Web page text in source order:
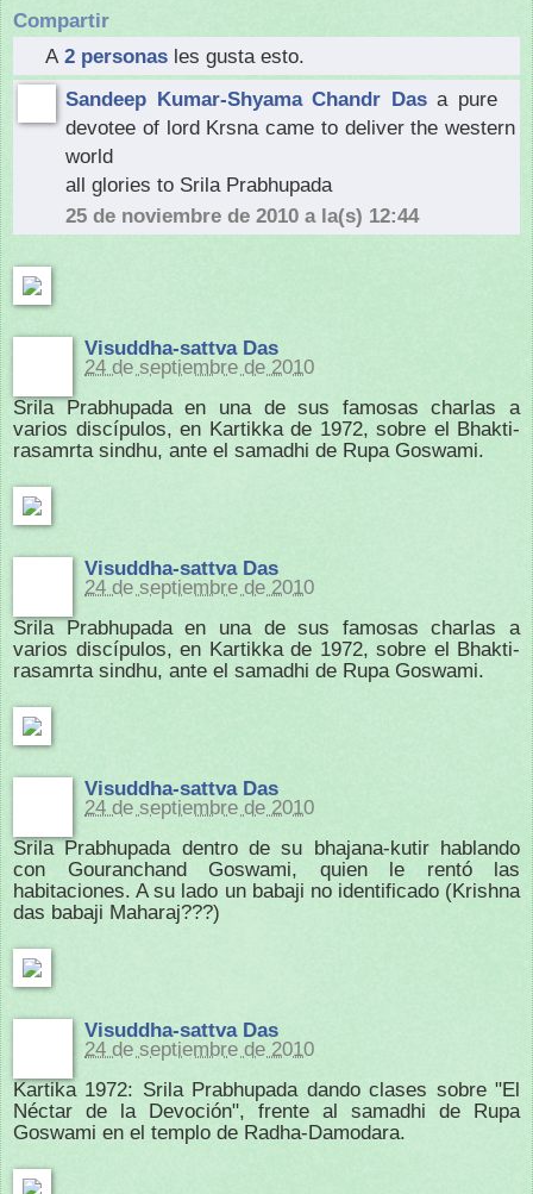
Compartir
A 2 personas les gusta esto.
Sandeep Kumar-Shyama Chandr Das a pure
devotee of lord Krsna came to deliver the western
world
all glories to Srila Prabhupada
25 de noviembre de 2010 a la(s) 12:44
Visuddha-sattva Das
24 de septiembre de 2010
Srila Prabhupada en una de sus famosas charlas a
varios discípulos, en Kartikka de 1972, sobre el Bhakti-
rasamrta sindhu, ante el samadhi de Rupa Goswami.
Visuddha-sattva Das
24 de septiembre de 2010
Srila Prabhupada en una de sus famosas charlas a
varios discípulos, en Kartikka de 1972, sobre el Bhakti-
rasamrta sindhu, ante el samadhi de Rupa Goswami.
Visuddha-sattva Das
24 de septiembre de 2010
Srila Prabhupada dentro de su bhajana-kutir hablando
con Gouranchand Goswami, quien le rentó las
habitaciones. A su lado un babaji no identificado (Krishna
das babaji Maharaj???)
Visuddha-sattva Das
24 de septiembre de 2010
Kartika 1972: Srila Prabhupada dando clases sobre "El
Néctar de la Devoción", frente al samadhi de Rupa
Goswami en el templo de Radha-Damodara.